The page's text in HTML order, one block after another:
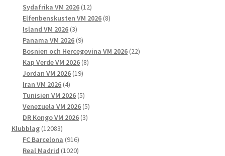
produkter
Sydafrika VM 2026 1212
produkter
Elfenbenskusten VM 2026 88
Island VM 2026 33
produkter
Panama VM 2026 99
produkter
Bosnien och Hercegovina VM 2026 2222
Kap Verde VM 2026 88
Jordan VM 2026 1919
Iran VM 2026 44
produkter
Tunisien VM 2026 55
produkter
Venezuela VM 2026 55
DR Kongo VM 2026 33
Klubblag 1208312083
produkter
FC Barcelona 916916
produkter
Real Madrid 10201020